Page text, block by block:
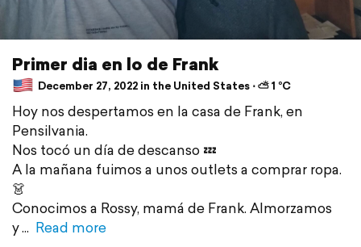
Primer dia en lo de Frank
December 27, 2022 in the United States ⋅ ⛅ 1 °C
Hoy nos despertamos en la casa de Frank, en
Pensilvania.
Nos tocó un día de descanso 💤
A la mañana fuimos a unos outlets a comprar ropa.
👗
Conocimos a Rossy, mamá de Frank. Almorzamos
y
Read more